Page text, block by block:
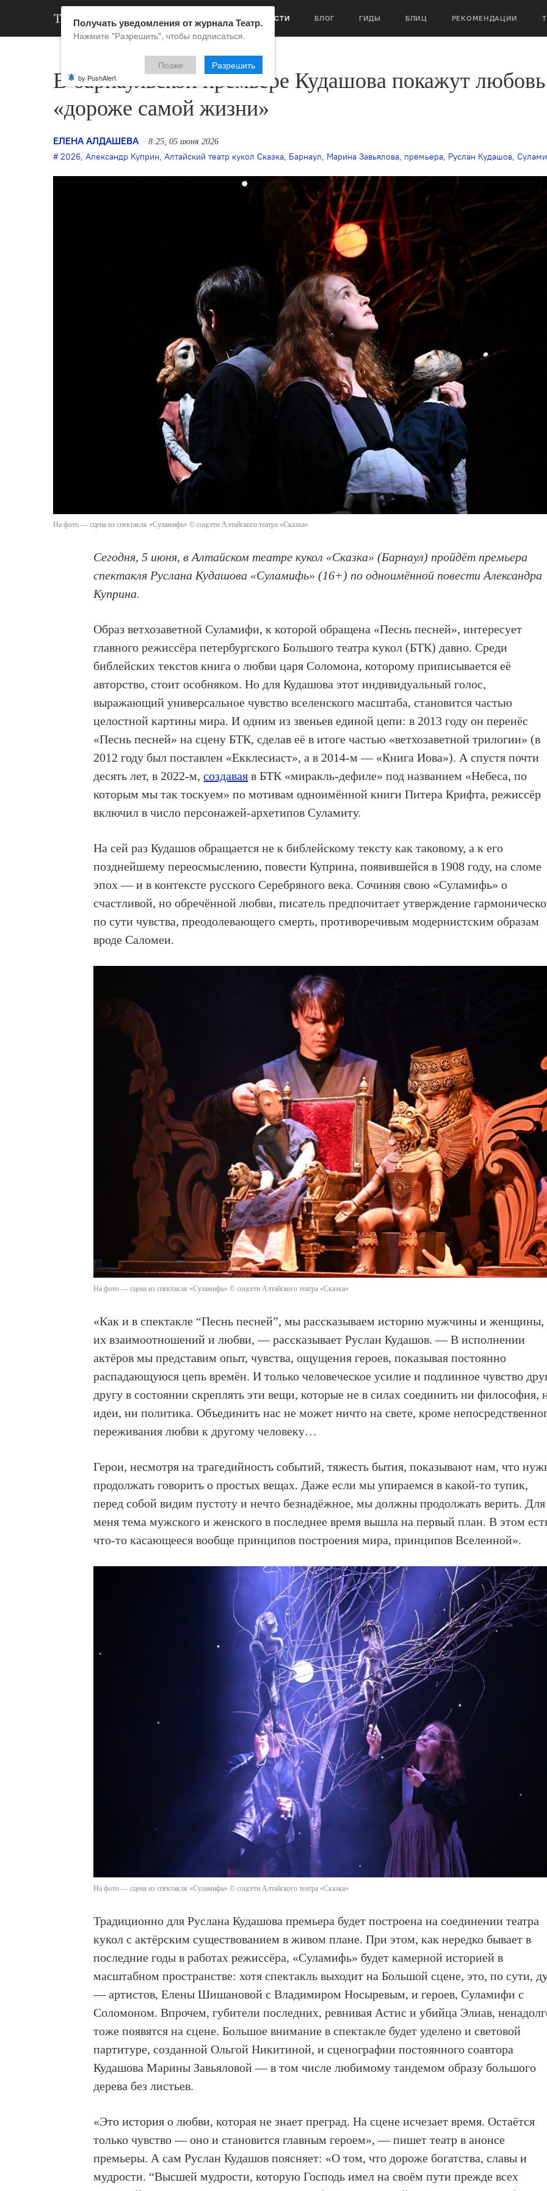
НОВОСТИ БЛОГ ГИДЫ БЛИЦ РЕКОМЕНДАЦИИ
В барнаульской премьере Кудашова покажут любовь
«дороже самой жизни»
ЕЛЕНА АЛДАШЕВА 8:25, 05 июня 2026
2026, Александр Куприн, Алтайский театр кукол Сказка, Барнаул, Марина Завьялова, премьера, Руслан Кудашов,
На фото — сцена из спектакля «Суламифь» © соцсети Алтайского театра «Сказка»
Сегодня, 5 июня, в Алтайском театре кукол «Сказка» (Барнаул) пройдёт премьера
спектакля Руслана Кудашова «Суламифь» (16+) по одноимённой повести Александра
Куприна.
Образ ветхозаветной Суламифи, к которой обращена «Песнь песней», интересует
главного режиссёра петербургского Большого театра кукол (БТК) давно. Среди
библейских текстов книга о любви царя Соломона, которому приписывается её
авторство, стоит особняком. Но для Кудашова этот индивидуальный голос,
выражающий универсальное чувство вселенского масштаба, становится частью
целостной картины мира. И одним из звеньев единой цепи: в 2013 году он перенёс
«Песнь песней» на сцену БТК, сделав её в итоге частью «ветхозаветной трилогии» (в
2012 году был поставлен «Екклесиаст», а в 2014-м — «Книга Иова»). А спустя почти
десять лет, в 2022-м,создавая в БТК «миракль-дефиле» под названием «Небеса, по
которым мы так тоскуем» по мотивам одноимённой книги Питера Крифта, режиссёр
включил в число персонажей-архетипов Суламиту.
На сей раз Кудашов обращается не к библейскому тексту как таковому, а к его
позднейшему переосмыслению, повести Куприна, появившейся в 1908 году, на сломе
эпох — и в контексте русского Серебряного века. Сочиняя свою «Суламифь» о
счастливой, но обречённой любви, писатель предпочитает утверждение
по сути чувства, преодолевающего смерть, противоречивым модернистским образам
вроде Саломеи.
На фото — сцена из спектакля «Суламифь» © соцсети Алтайского театра «Сказка»
«Как и в спектакле “Песнь песней”, мы рассказываем историю мужчины и женщины,
их взаимоотношений и любви, — рассказывает Руслан Кудашов. — В исполнении
актёров мы представим опыт, чувства, ощущения героев, показывая постоянно
распадающуюся цепь времён. И только человеческое усилие и подлинное чувство
другу в состоянии скреплять эти вещи, которые не в силах соединить ни философия,
идеи, ни политика. Объединить нас не может ничто на свете, кроме
переживания любви к другому человеку…
Герои, несмотря на трагедийность событий, тяжесть бытия, показывают нам, что
продолжать говорить о простых вещах. Даже если мы упираемся в какой-то тупик,
перед собой видим пустоту и нечто безнадёжное, мы должны продолжать верить. Для
меня тема мужского и женского в последнее время вышла на первый план. В этом
что-то касающееся вообще принципов построения мира, принципов Вселенной».
На фото — сцена из спектакля «Суламифь» © соцсети Алтайского театра «Сказка»
Традиционно для Руслана Кудашова премьера будет построена на соединении театра
кукол с актёрским существованием в живом плане. При этом, как нередко бывает в
последние годы в работах режиссёра, «Суламифь» будет камерной историей в
масштабном пространстве: хотя спектакль выходит на Большой сцене, это, по сути,
— артистов, Елены Шишановой с Владимиром Носыревым, и героев, Суламифи с
Соломоном. Впрочем, губители последних, ревнивая Астис и убийца Элиав,
тоже появятся на сцене. Большое внимание в спектакле будет уделено и световой
партитуре, созданной Ольгой Никитиной, и сценографии постоянного соавтора
Кудашова Марины Завьяловой — в том числе любимому тандемом образу большого
дерева без листьев.
«Это история о любви, которая не знает преград. На сцене исчезает время. Остаётся
только чувство — оно и становится главным героем», — пишет театр в анонсе
премьеры. А сам Руслан Кудашов поясняет: «О том, что дороже богатства, славы и
мудрости. “Высшей мудрости, которую Господь имел на своём пути прежде всех
Получать уведомления от журнала Театр.
Нажмите "Разрешить", чтобы подписаться.
Позже Разрешить
by PushAlert